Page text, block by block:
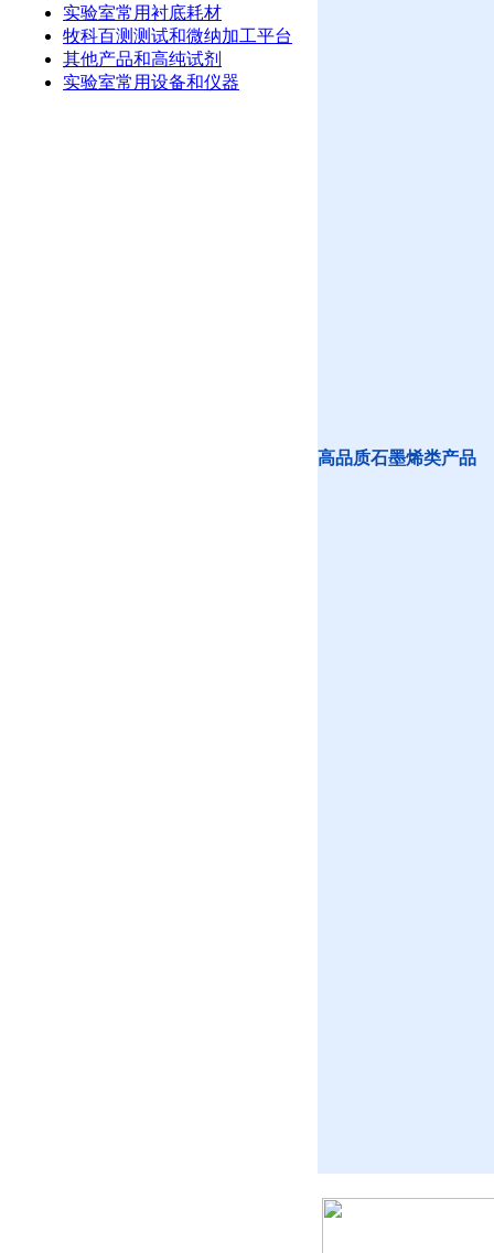
实验室常用衬底耗材
牧科百测测试和微纳加工平台
其他产品和高纯试剂
实验室常用设备和仪器
高品质石墨烯类产品